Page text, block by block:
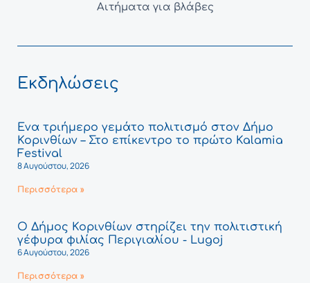
Αιτήματα για βλάβες
Εκδηλώσεις
Ένα τριήμερο γεμάτο πολιτισμό στον Δήμο
Κορινθίων – Στο επίκεντρο το πρώτο Kalamia
Festival
8 Αυγούστου, 2026
Περισσότερα »
Ο Δήμος Κορινθίων στηρίζει την πολιτιστική
γέφυρα φιλίας Περιγιαλίου - Lugoj
6 Αυγούστου, 2026
Περισσότερα »